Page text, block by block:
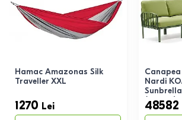
Hamac Amazonas Silk
Traveller XXL
1270 Lei
Nardi
Sunbrella
(5locuri)
(Verde)/
48582